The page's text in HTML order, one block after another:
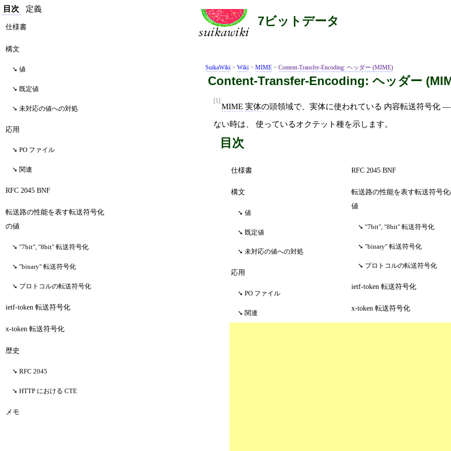
7ビットデータ
SuikaWiki > Wiki > MIME > Content-Transfer-Encoding: ヘッダー (MIME)
Content-Transfer-Encoding: ヘッダー
[1]
MIME 実体の頭領域で、実体に使われている 内容転送符号化
ない時は、 使っているオクテット種を示します。
目次
仕様書
構文
値
既定値
未対応の値への対処
応用
PO ファイル
関連
RFC 2045 BNF
転送路の性能を表す転送符号
値
"7bit", "8bit" 転送符号化
"binary" 転送符号化
プロトコルの転送符号化
ietf-token 転送符号化
x-token 転送符号化
目次 定義
仕様書
構文
値
既定値
未対応の値への対処
応用
PO ファイル
関連
RFC 2045 BNF
転送路の性能を表す転送符号化
の値
"7bit", "8bit" 転送符号化
"binary" 転送符号化
プロトコルの転送符号化
ietf-token 転送符号化
x-token 転送符号化
歴史
RFC 2045
HTTP における CTE
メモ